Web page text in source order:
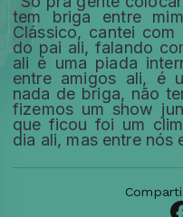
tem briga entre
Clássico, cantei
do pai ali, falando
ali é uma piada
entre amigos ali, é
nada de briga, não
fizemos um show
que ficou foi um
dia ali, mas entre